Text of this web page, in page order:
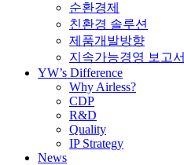
순환경제
친환경 솔루션
제품개발방향
지속가능경영 보고서
YW’s Difference
Why Airless?
CDP
R&D
Quality
IP Strategy
News